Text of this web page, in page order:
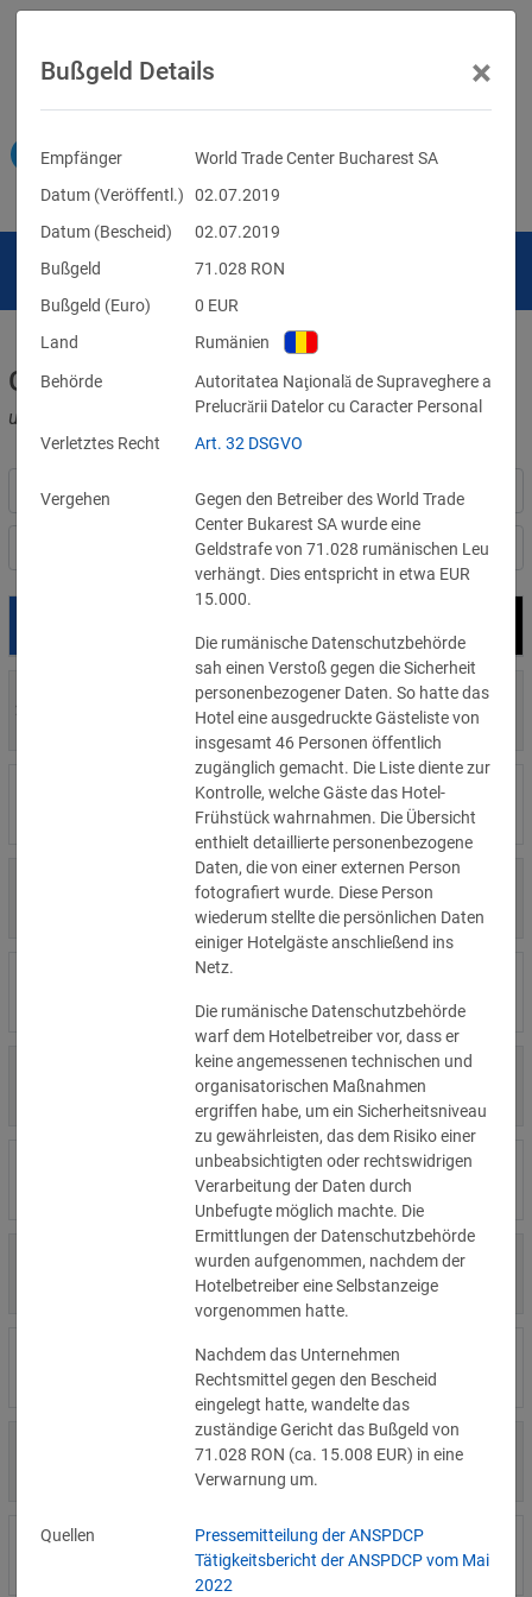
Geldbußen für DSGVO-Verstöße
und für Verletzungen anderer Datenschutzgesetze
Nach Land filtern
29.07.2026
700 €
»Details
Privatperson
1.715.600 €
»Details
Wind Tre
6.358 €
»Details
Privatperson
8.500 €
»Details
4.000 €
»Details
Η Μάθηση
15.000 €
»Details
Flamel
13.450 €
»Details
Civilstyrelsen
1.150 €
»Details
Wohnungseigentümergemeinsch
aft
1.000 €
»Details
Studio-Betreiber
5.200 €
»Details
Nichtregierungsorganisation
Bußgeld Details ×
Empfänger
World Trade Center Bucharest SA
Datum (Veröffentl.)
02.07.2019
Datum (Bescheid)
02.07.2019
Bußgeld
71.028 RON
Bußgeld (Euro)
0 EUR
Land
Rumänien
Behörde
Autoritatea Naţională de Supraveghere a
Prelucrării Datelor cu Caracter Personal
Verletztes Recht
Art. 32 DSGVO
Vergehen
Gegen den Betreiber des World Trade
Center Bukarest SA wurde eine
Geldstrafe von 71.028 rumänischen Leu
verhängt. Dies entspricht in etwa EUR
15.000.
Die rumänische Datenschutzbehörde
sah einen Verstoß gegen die Sicherheit
personenbezogener Daten. So hatte das
Hotel eine ausgedruckte Gästeliste von
insgesamt 46 Personen öffentlich
zugänglich gemacht. Die Liste diente zur
Kontrolle, welche Gäste das Hotel-
Frühstück wahrnahmen. Die Übersicht
enthielt detaillierte personenbezogene
Daten, die von einer externen Person
fotografiert wurde. Diese Person
wiederum stellte die persönlichen Daten
einiger Hotelgäste anschließend ins
Netz.
Die rumänische Datenschutzbehörde
warf dem Hotelbetreiber vor, dass er
keine angemessenen technischen und
organisatorischen Maßnahmen
ergriffen habe, um ein Sicherheitsniveau
zu gewährleisten, das dem Risiko einer
unbeabsichtigten oder rechtswidrigen
Verarbeitung der Daten durch
Unbefugte möglich machte. Die
Ermittlungen der Datenschutzbehörde
wurden aufgenommen, nachdem der
Hotelbetreiber eine Selbstanzeige
vorgenommen hatte.
Nachdem das Unternehmen
Rechtsmittel gegen den Bescheid
eingelegt hatte, wandelte das
zuständige Gericht das Bußgeld von
71.028 RON (ca. 15.008 EUR) in eine
Verwarnung um.
Quellen
Pressemitteilung der ANSPDCP
Tätigkeitsbericht der ANSPDCP vom Mai
2022